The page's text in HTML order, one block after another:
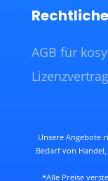
AGB für
Unsere Angebote
Bedarf von
*Alle Preise